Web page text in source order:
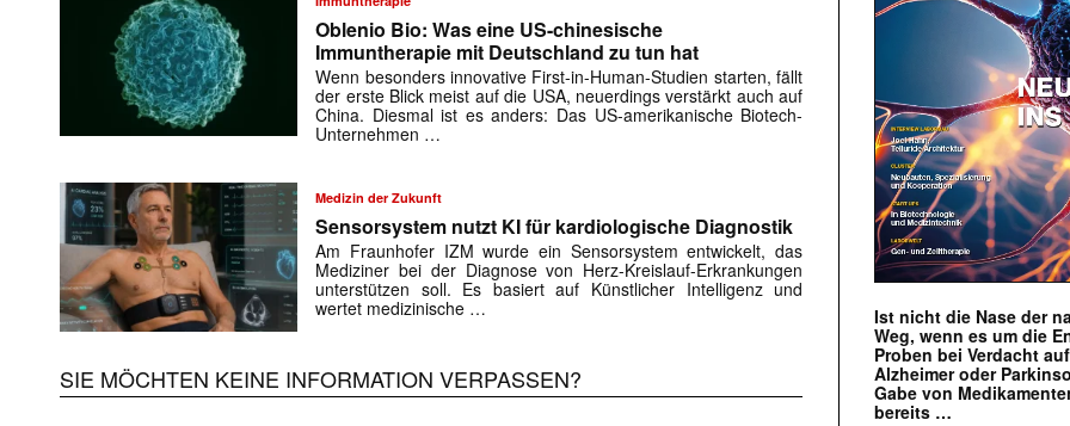
Oblenio Bio: Was eine US-chinesische
Immuntherapie mit Deutschland zu tun hat
Wenn besonders innovative First-in-Human-Studien starten, fällt
der erste Blick meist auf die USA, neuerdings verstärkt auch auf
China. Diesmal ist es anders: Das US-amerikanische Biotech-
Unternehmen …
Medizin der Zukunft
Sensorsystem nutzt KI für kardiologische Diagnostik
Am Fraunhofer IZM wurde ein Sensorsystem entwickelt, das
Mediziner bei der Diagnose von Herz-Kreislauf-Erkrankungen
unterstützen soll. Es basiert auf Künstlicher Intelligenz und
wertet medizinische …
SIE MÖCHTEN KEINE INFORMATION VERPASSEN?
Ist nicht die Nase der
Weg, wenn es um die
Proben bei Verdacht
Alzheimer oder
Gabe von
bereits …